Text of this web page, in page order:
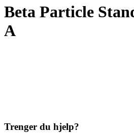
Beta Particle
A
Trenger du hjelp?